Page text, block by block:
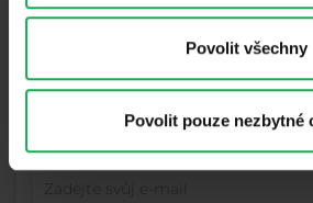
Povolit všechny
Povolit pouze nezbytné
Co nového v Purple
podpultovky, tržní analýzy